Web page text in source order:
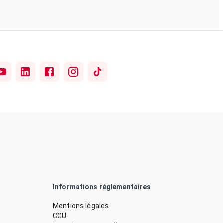
Informations réglementaires
Mentions légales
CGU